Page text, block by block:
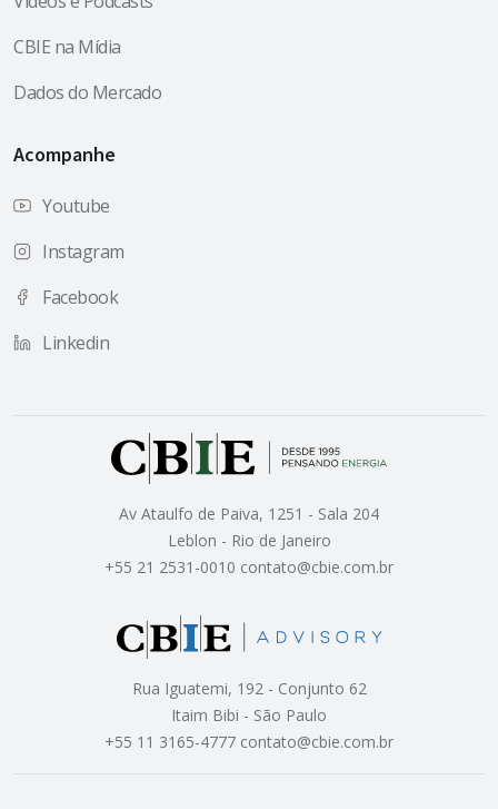
CBIE na Mídia
Dados do Mercado
Acompanhe
Youtube
Instagram
Facebook
Linkedin
Av Ataulfo de Paiva, 1251 - Sala 204
Leblon - Rio de Janeiro
+55 21 2531-0010 contato@cbie.com.br
Rua Iguatemi, 192 - Conjunto 62
Itaim Bibi - São Paulo
+55 11 3165-4777 contato@cbie.com.br